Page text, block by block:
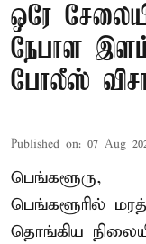
ஒரே
நேபாள
போலீஸ்
Published on: 07 Aug
பெங்களூரு,
பெங்களூரில்
தொங்கிய